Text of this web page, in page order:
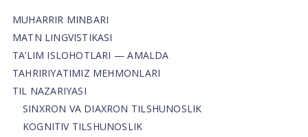
MUHARRIR MINBARI
MATN LINGVISTIKASI
TA’LIM ISLOHOTLARI — AMALDA
TAHRIRIYATIMIZ MEHMONLARI
TIL NAZARIYASI
SINXRON VA DIAXRON TILSHUNOSLIK
KOGNITIV TILSHUNOSLIK